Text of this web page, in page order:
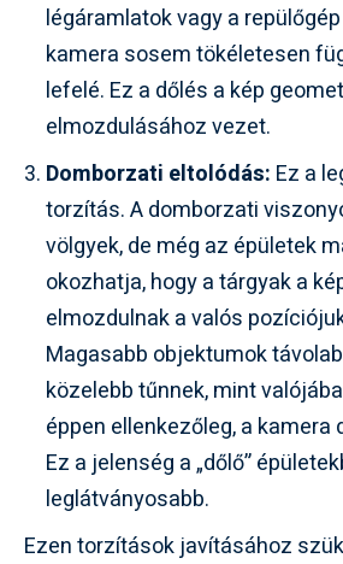
légáramlatok vagy a
kamera sosem tökéletesen
lefelé. Ez a dőlés a kép
elmozdulásához vezet.
Domborzati eltolódás: Ez a
torzítás. A domborzati
völgyek, de még az épületek
okozhatja, hogy a tárgyak a
elmozdulnak a valós
Magasabb objektumok
közelebb tűnnek, mint
éppen ellenkezőleg, a kamera
Ez a jelenség a „dőlő”
leglátványosabb.
Ezen torzítások javításához